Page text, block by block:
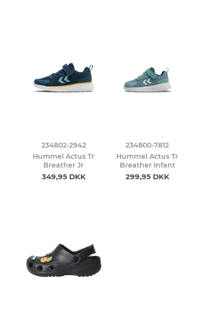
234802-2942
Hummel Actus Tr
Breather Jr
349,95 DKK
234800-7812
Hummel Actus Tr
Breather Infant
299,95 DKK